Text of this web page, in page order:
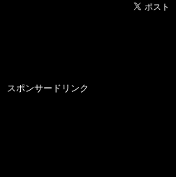
スポンサードリンク